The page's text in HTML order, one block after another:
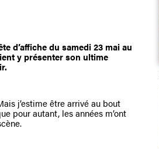
d’affiche du samedi 23 mai au
y présenter son ultime
j’estime être arrivé au bout
pour autant, les années m’ont